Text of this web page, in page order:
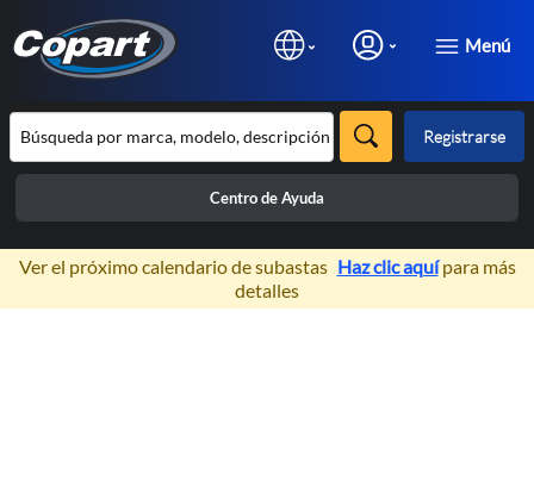
Menú
Registrarse
Centro de Ayuda
×
Ver el próximo calendario de subastas Haz clic aquípara más
detalles